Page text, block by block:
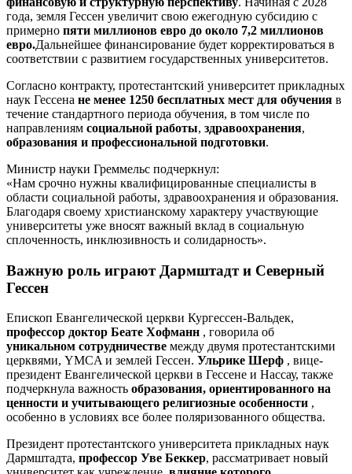
года, земля Гессен увеличит свою ежегодную субсидию с
примерно пяти миллионов евро до около 7,2 миллионов
евро.Дальнейшее финансирование будет корректироваться в
соответствии с развитием государственных университетов.
Согласно контракту, протестантский университет прикладных
наук Гессена не менее 1250 бесплатных мест для обучения в
течение стандартного периода обучения, в том числе по
направлениям социальной работы, здравоохранения,
образования и профессиональной подготовки.
Министр науки Греммельс подчеркнул:
«Нам срочно нужны квалифицированные специалисты в
области социальной работы, здравоохранения и образования.
Благодаря своему христианскому характеру участвующие
университеты уже вносят важный вклад в социальную
сплоченность, инклюзивность и солидарность».
Важную роль играют Дармштадт и Северный
Гессен
Епископ Евангелической церкви Кургессен-Вальдек,
профессор доктор Беате Хофманн , говорила об
уникальном сотрудничестве между двумя протестантскими
церквями, YMCA и землей Гессен. Ульрике Шерф , вице-
президент Евангелической церкви в Гессене и Нассау, также
подчеркнула важность образования, ориентированного на
ценности и учитывающего религиозные особенности ,
особенно в условиях все более поляризованного общества.
Президент протестантского университета прикладных наук
Дармштадта, профессор Уве Беккер, рассматривает новый